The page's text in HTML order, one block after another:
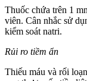
Thuốc chứa trên 1
viên. Cân nhắc sử
kiểm soát natri.
Rủi ro tiềm ẩn
Thiếu máu và rối